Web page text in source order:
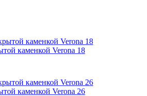
каменкой Verona 18
каменкой Verona 26